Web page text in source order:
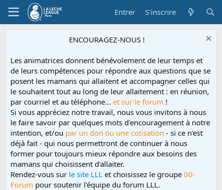
Entrer S'inscrire
ENCOURAGEZ-NOUS !
Les animatrices donnent bénévolement de leur temps et
de leurs compétences pour répondre aux questions que se
posent les mamans qui allaitent et accompagner celles qui
le souhaitent tout au long de leur allaitement : en réunion,
par courriel et au téléphone... et sur le forum !
Si vous appréciez notre travail, nous vous invitons à nous
le faire savoir par quelques mots d'encouragement à notre
intention, et/ou par un don ou une cotisation - si ce n'est
déjà fait - qui nous permettront de continuer à nous
former pour toujours mieux répondre aux besoins des
mamans qui choisissent d'allaiter.
Rendez-vous sur le site LLL et choisissez le groupe 00-
Forum pour soutenir l'équipe du forum LLL.